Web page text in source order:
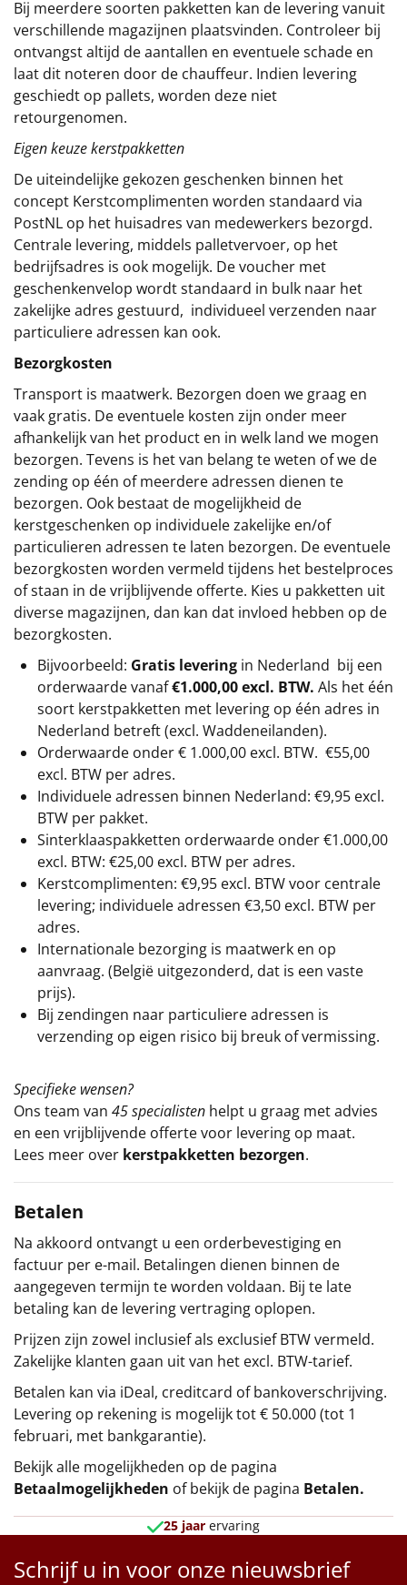
Bij meerdere soorten pakketten kan de levering vanuit
verschillende magazijnen plaatsvinden. Controleer bij
ontvangst altijd de aantallen en eventuele schade en
laat dit noteren door de chauffeur. Indien levering
geschiedt op pallets, worden deze niet
retourgenomen.
Eigen keuze kerstpakketten
De uiteindelijke gekozen geschenken binnen het
concept Kerstcomplimenten worden standaard via
PostNL op het huisadres van medewerkers bezorgd.
Centrale levering, middels palletvervoer, op het
bedrijfsadres is ook mogelijk. De voucher met
geschenkenvelop wordt standaard in bulk naar het
zakelijke adres gestuurd, individueel verzenden naar
particuliere adressen kan ook.
Bezorgkosten
Transport is maatwerk. Bezorgen doen we graag en
vaak gratis. De eventuele kosten zijn onder meer
afhankelijk van het product en in welk land we mogen
bezorgen. Tevens is het van belang te weten of we de
zending op één of meerdere adressen dienen te
bezorgen. Ook bestaat de mogelijkheid de
kerstgeschenken op individuele zakelijke en/of
particulieren adressen te laten bezorgen. De eventuele
bezorgkosten worden vermeld tijdens het bestelproces
of staan in de vrijblijvende offerte. Kies u pakketten uit
diverse magazijnen, dan kan dat invloed hebben op de
bezorgkosten.
Bijvoorbeeld: Gratis levering in Nederland bij een
orderwaarde vanaf€1.000,00 excl. BTW. Als het één
soort kerstpakketten met levering op één adres in
Nederland betreft (excl. Waddeneilanden).
Orderwaarde onder € 1.000,00 excl. BTW. €55,00
excl. BTW per adres.
Individuele adressen binnen Nederland: €9,95 excl.
BTW per pakket.
Sinterklaaspakketten orderwaarde onder €1.000,00
excl. BTW: €25,00 excl. BTW per adres.
Kerstcomplimenten: €9,95 excl. BTW voor centrale
levering; individuele adressen €3,50 excl. BTW per
adres.
Internationale bezorging is maatwerk en op
aanvraag. (België uitgezonderd, dat is een vaste
prijs).
Bij zendingen naar particuliere adressen is
verzending op eigen risico bij breuk of vermissing.
Specifieke wensen?
Ons team van 45 specialisten helpt u graag met advies
en een vrijblijvende offerte voor levering op maat.
Lees meer over kerstpakketten bezorgen.
Betalen
Na akkoord ontvangt u een orderbevestiging en
factuur per e-mail. Betalingen dienen binnen de
aangegeven termijn te worden voldaan. Bij te late
betaling kan de levering vertraging oplopen.
Prijzen zijn zowel inclusief als exclusief BTW vermeld.
Zakelijke klanten gaan uit van het excl. BTW-tarief.
Betalen kan via iDeal, creditcard of bankoverschrijving.
Levering op rekening is mogelijk tot € 50.000 (tot 1
februari, met bankgarantie).
Bekijk alle mogelijkheden op de pagina
Betaalmogelijkheden of bekijk de pagina Betalen.
25 jaar ervaring
Schrijf u in voor onze nieuwsbrief